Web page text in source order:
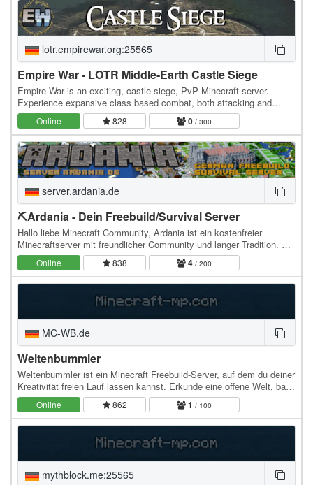
lotr.empirewar.org:25565
Empire War - LOTR Middle-Earth Castle Siege
Empire War is an exciting, castle siege, PvP Minecraft server.
Experience expansive class based combat, both attacking and
defending locations from the Lord of the Rings…
Online 828 0 / 300
server.ardania.de
⛏Ardania - Dein Freebuild/Survival Server
Hallo liebe Minecraft Community, Ardania ist ein kostenfreier
Minecraftserver mit freundlicher Community und langer Tradition. Die
früheste Serverversion entstand…
Online 838 4 / 200
MC-WB.de
Weltenbummler
Weltenbummler ist ein Minecraft Freebuild-Server, auf dem du deiner
Kreativität freien Lauf lassen kannst. Erkunde eine offene Welt, baue
beeindruckende Strukturen und…
Online 862 1 / 100
mythblock.me:25565